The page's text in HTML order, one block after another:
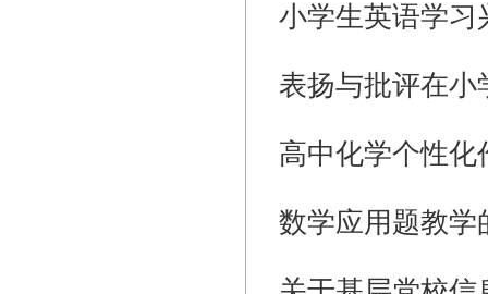
小学生英语学习
表扬与批评在小
高中化学个性化
数学应用题教学